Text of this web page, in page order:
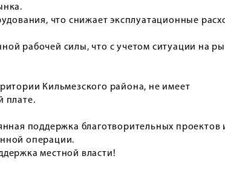
что снижает эксплуатационные
рабочей силы, что с учетом ситуации на
Кильмезского района, не имеет
плате.
поддержка благотворительных проектов
операции.
местной власти!